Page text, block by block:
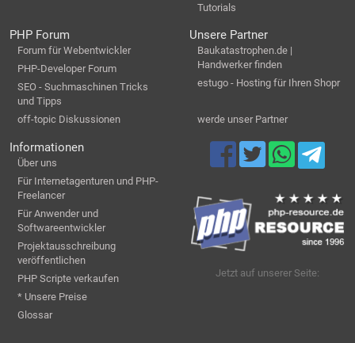
Tutorials
PHP Forum
Forum für Webentwickler
PHP-Developer Forum
SEO - Suchmaschinen Tricks
und Tipps
off-topic Diskussionen
Unsere Partner
Baukatastrophen.de |
Handwerker finden
estugo - Hosting für Ihren Shopr
werde unser Partner
Informationen
Über uns
Für Internetagenturen und PHP-
Freelancer
Für Anwender und
Softwareentwickler
Projektausschreibung
veröffentlichen
PHP Scripte verkaufen
* Unsere Preise
Glossar
Jetzt auf unserer Seite: